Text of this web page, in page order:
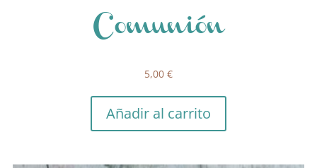
Comunión
5,00 €
Añadir al carrito